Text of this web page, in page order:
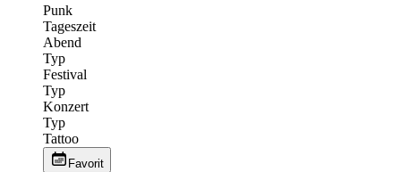
Punk
Tageszeit
Abend
Typ
Festival
Typ
Konzert
Typ
Tattoo
Favorit